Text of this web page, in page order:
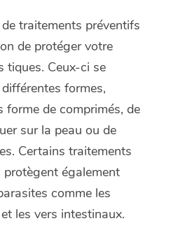
traitements préventifs
de protéger votre
tiques. Ceux-ci se
formes,
forme de comprimés, de
sur la peau ou de
Certains traitements
également
comme les
les vers intestinaux.